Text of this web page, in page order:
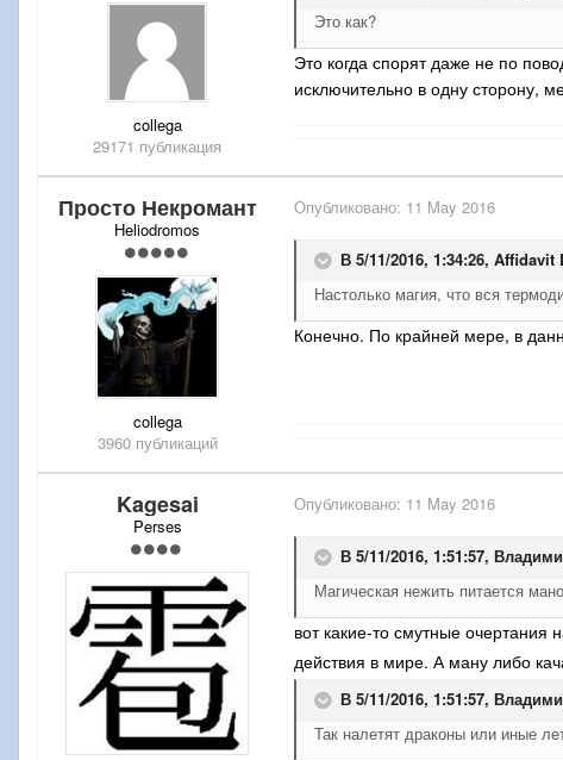
collega
29171 публикация
Это как?
Это когда спорят даже не по
исключительно в одну сторону,
Просто Некромант
Heliodromos
collega
3960 публикаций
Опубликовано: 11 May 2016
В 5/11/2016, 1:34:26, Affidavit
Настолько магия, что вся
Конечно. По крайней мере, в
Kagesai
Perses
Опубликовано: 11 May 2016
В 5/11/2016, 1:51:57,
Магическая нежить питается
вот какие-то смутные очертания
действия в мире. А ману либо
В 5/11/2016, 1:51:57,
Так налетят драконы или иные